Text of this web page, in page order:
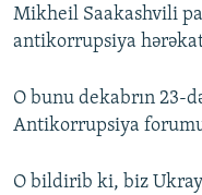
BIZIMLƏ ƏLAQƏ
Mikheil Saakashvili
antikorrupsiya
O bunu dekabrın 23-
Antikorrupsiya
O bildirib ki, biz